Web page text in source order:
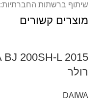
שיתוף ברשתות החברתיות:
מוצרים קשורים
רולר
DAIWA